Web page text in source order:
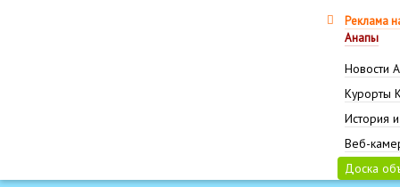
Реклама
Анапы
Новости
Курорты
История
Веб-
Доска